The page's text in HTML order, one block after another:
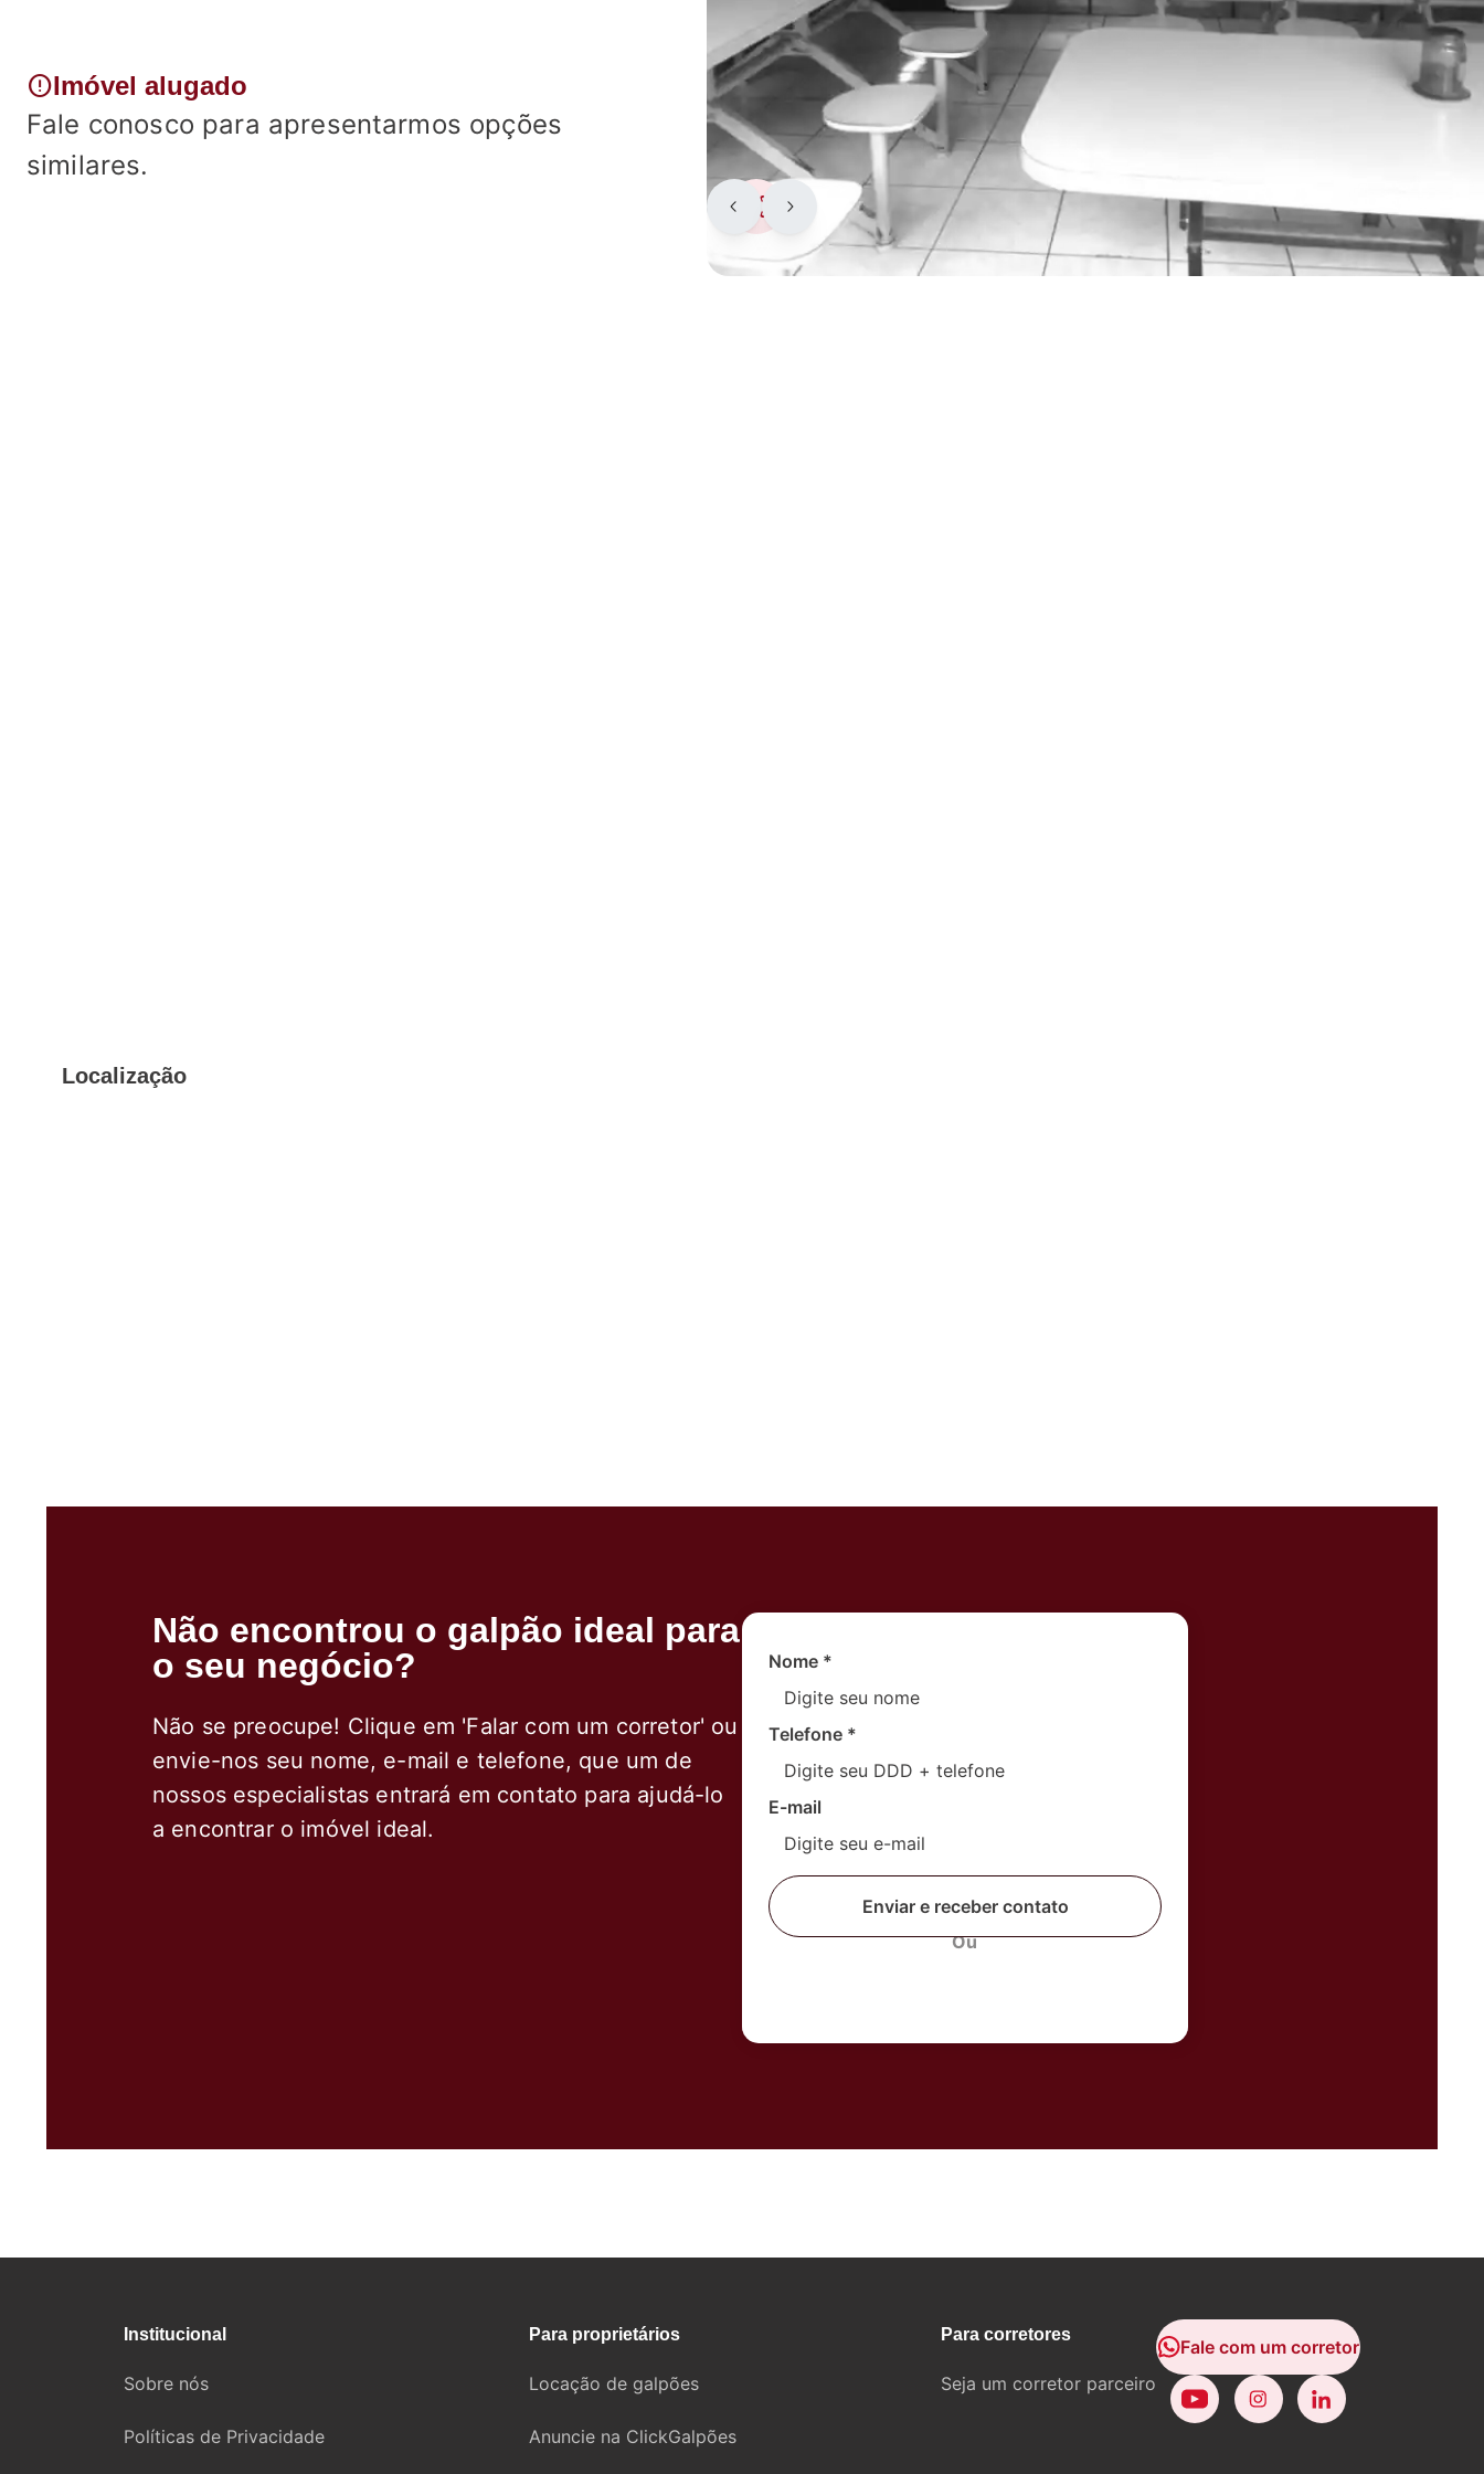
errorImóvel alugado
Fale conosco para apresentarmos opções
similares.
Localização
Não encontrou o galpão ideal para
o seu negócio?
Não se preocupe! Clique em 'Falar com um corretor' ou
envie-nos seu nome, e-mail e telefone, que um de
nossos especialistas entrará em contato para ajudá-lo
a encontrar o imóvel ideal.
Nome *
Telefone *
E-mail
Enviar e receber contato
Ou
Institucional
Sobre nós
Políticas de Privacidade
Para proprietários
Locação de galpões
Anuncie na ClickGalpões
Para corretores
Seja um corretor parceiro
Fale com um corretor